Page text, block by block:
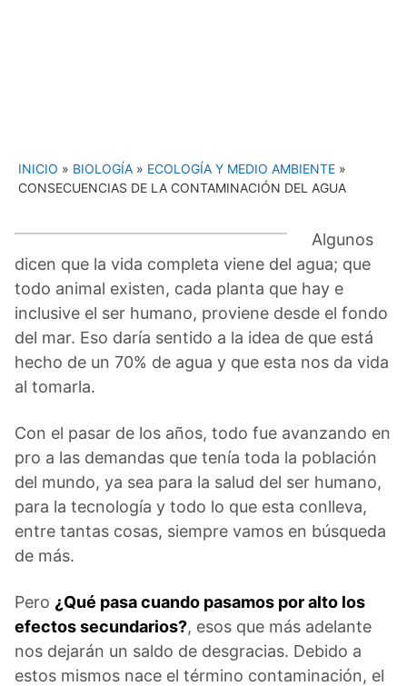
INICIO » BIOLOGÍA » ECOLOGÍA Y MEDIO AMBIENTE »
CONSECUENCIAS DE LA CONTAMINACIÓN DEL AGUA
Algunos
dicen que la vida completa viene del agua; que
todo animal existen, cada planta que hay e
inclusive el ser humano, proviene desde el fondo
del mar. Eso daría sentido a la idea de que está
hecho de un 70% de agua y que esta nos da vida
al tomarla.
Con el pasar de los años, todo fue avanzando en
pro a las demandas que tenía toda la población
del mundo, ya sea para la salud del ser humano,
para la tecnología y todo lo que esta conlleva,
entre tantas cosas, siempre vamos en búsqueda
de más.
Pero ¿Qué pasa cuando pasamos por alto los
efectos secundarios?, esos que más adelante
nos dejarán un saldo de desgracias. Debido a
estos mismos nace el término contaminación, el